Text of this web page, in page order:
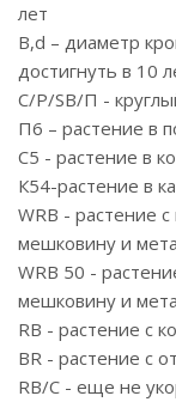
лет
B,d – диаметр
достигнуть в 10
С/P/SB/П -
П6 – растение в
С5 - растение в
К54-растение в
WRB - растение
мешковину и
WRB 50 -
мешковину и
RB - растение с
BR - растение с
RB/C - еще не